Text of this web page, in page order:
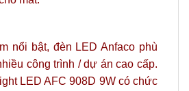
nổi bật, đèn LED Anfaco phù
công trình / dự án cao cấp.
LED AFC 908D 9W có chức